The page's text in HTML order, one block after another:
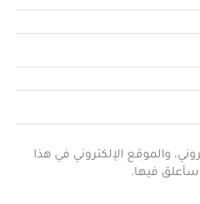
والموقع الإلكتروني في هذا
سأعلق فيها.